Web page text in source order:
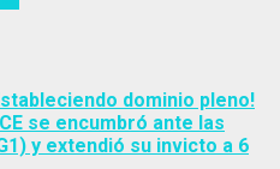
dominio pleno!
se encumbró ante las
y extendió su invicto a 6